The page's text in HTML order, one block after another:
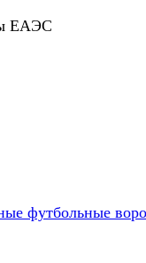
ЕАЭС
футбольные